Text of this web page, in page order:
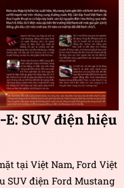
SUV điện hiệu
tại Việt Nam, Ford Việt
SUV điện Ford Mustang